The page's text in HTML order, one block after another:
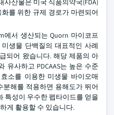
사산물은 미국 식품의약국(FDA)
화를 위한 규제 경로가 마련되어
에서 생산되는 Quorn 마이코프
생물 단백질의 대표적인 사례
되어 왔습니다. 해당 제품의 아
유사하고 PDCAAS는 높은 수준
소를 이용한 미생물 바이오매
분해를 적용하면 용해도가 뛰어
특성이 우수한 펩타이드를 얻을
게 활용할 수 있습니다.